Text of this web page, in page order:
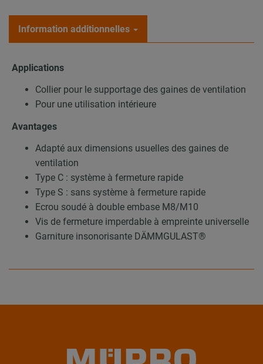
Information additionnelles
Applications
Collier pour le supportage des gaines de ventilation
Pour une utilisation intérieure
Avantages
Adapté aux dimensions usuelles des gaines de
ventilation
Type C : système à fermeture rapide
Type S : sans système à fermeture rapide
Ecrou soudé à double embase M8/M10
Vis de fermeture imperdable à empreinte universelle
Garniture insonorisante DÄMMGULAST®